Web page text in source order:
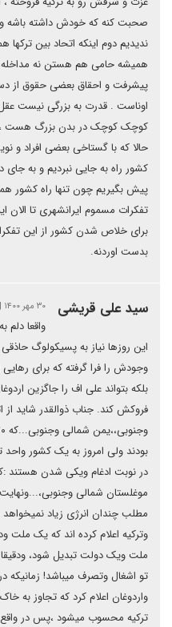
صحبت کنه که خودش داشته باشه و
ندیدیم دوم اینکه اتحاد بین
همیشه حامی هم هستن نه مداخله
پیشرفت و احقاق بعضی حقوق از
اوناست . قدرت به بزرگی نیست
کوچک کوچک در بدن بزرگ هست ،
حالا که با گستاخی بعضی افراد و
کشور راه به جایی نبردیم و به جای
پیش بگیریم چون تنها راه کشور
تفکرات مسموم ایرانشهری تا الان
برای خلاص شدن کشور از این
بدست اوردنه.
سید علی قریشی ۳۰ مهر ۱۴۰۰ | ۱۶:۵۴
واقعا دلم
این روزها نیاز به پسیکولوگ
وجودش را فرا گرفته که برای
بلکه بتواند علی اف را جاگزین
فروکش کند. جناب ذوالقدر شاید از
بودند ولی امروز به یک کشور
در نوبت ادغام ویکی شدن هستند
موغلستان شمالی
مطلب چندان انرژی زیاد نمیخواهد
وترکیه اعلام کرده اند که یک
ملت ویک دولت تبدیل شود،
تو اشغال وتصرف میباشد! زمانیکه
واردوغان اعلام کرد که تجاوز به
ترکیه محسوب میشود ،پس در واقع